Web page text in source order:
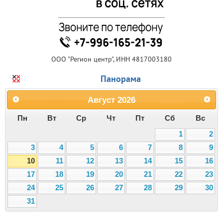
ООО "Регион центр", ИНН 4817003180
Панорама
Август 2026
Пн Вт Ср Чт Пт Сб
Вс
1
2
3
4 5 6 7 8
9
10
11 12 13 14 15
16
17
18 19 20 21 22
23
24
25 26 27 28 29
30
31